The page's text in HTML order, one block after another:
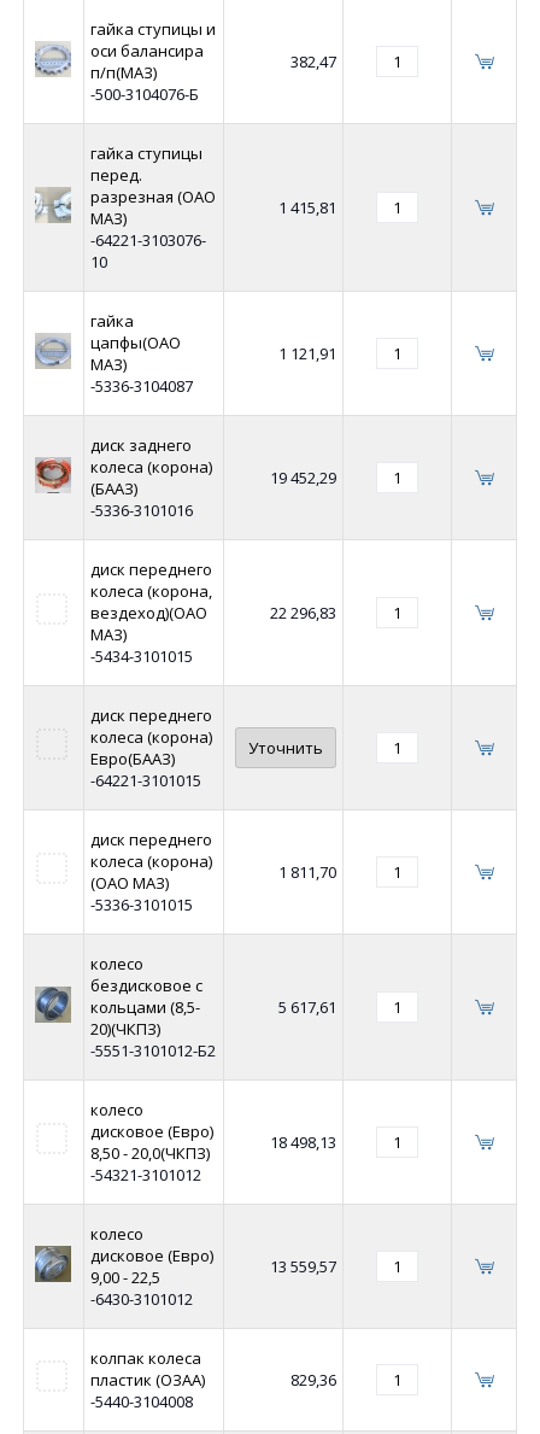
гайка ступицы и
оси балансира
п/п(МАЗ)
-500-3104076-Б
382,47
гайка ступицы
перед.
разрезная (ОАО
МАЗ)
-64221-3103076-
10
1 415,81
гайка
цапфы(ОАО
МАЗ)
-5336-3104087
1 121,91
диск заднего
колеса (корона)
(БААЗ)
-5336-3101016
19 452,29
диск переднего
колеса (корона,
вездеход)(ОАО
МАЗ)
-5434-3101015
22 296,83
диск переднего
колеса (корона)
Евро(БААЗ)
-64221-3101015
Уточнить
диск переднего
колеса (корона)
(ОАО МАЗ)
-5336-3101015
1 811,70
колесо
бездисковое с
кольцами (8,5-
20)(ЧКПЗ)
-5551-3101012-Б2
5 617,61
колесо
дисковое (Евро)
8,50 - 20,0(ЧКПЗ)
-54321-3101012
18 498,13
колесо
дисковое (Евро)
9,00 - 22,5
-6430-3101012
13 559,57
колпак колеса
пластик (ОЗАА)
-5440-3104008
829,36